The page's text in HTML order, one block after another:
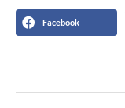
Facebook